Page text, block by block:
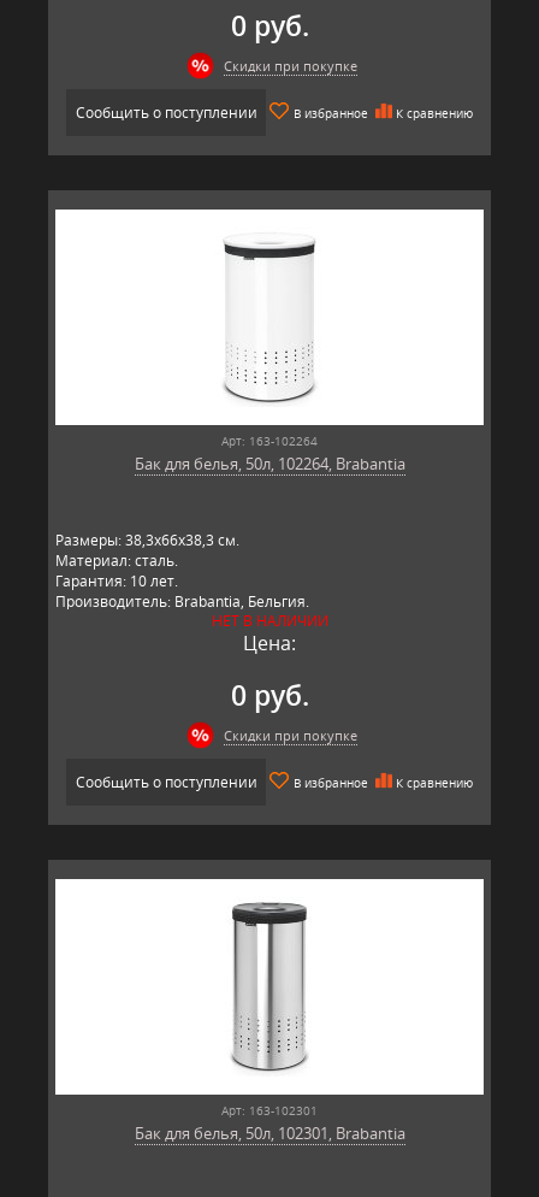
0 руб.
Скидки при покупке
Сообщить о поступлении В избранное К сравнению
Арт: 163-102264
Бак для белья, 50л, 102264, Brabantia
Размеры: 38,3х66х38,3 см.
Материал: сталь.
Гарантия: 10 лет.
Производитель: Brabantia, Бельгия.
НЕТ В НАЛИЧИИ
Цена:
0 руб.
Скидки при покупке
Сообщить о поступлении В избранное К сравнению
Арт: 163-102301
Бак для белья, 50л, 102301, Brabantia